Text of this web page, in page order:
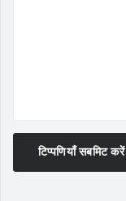
टिप्पणियाँ सबमिट करें